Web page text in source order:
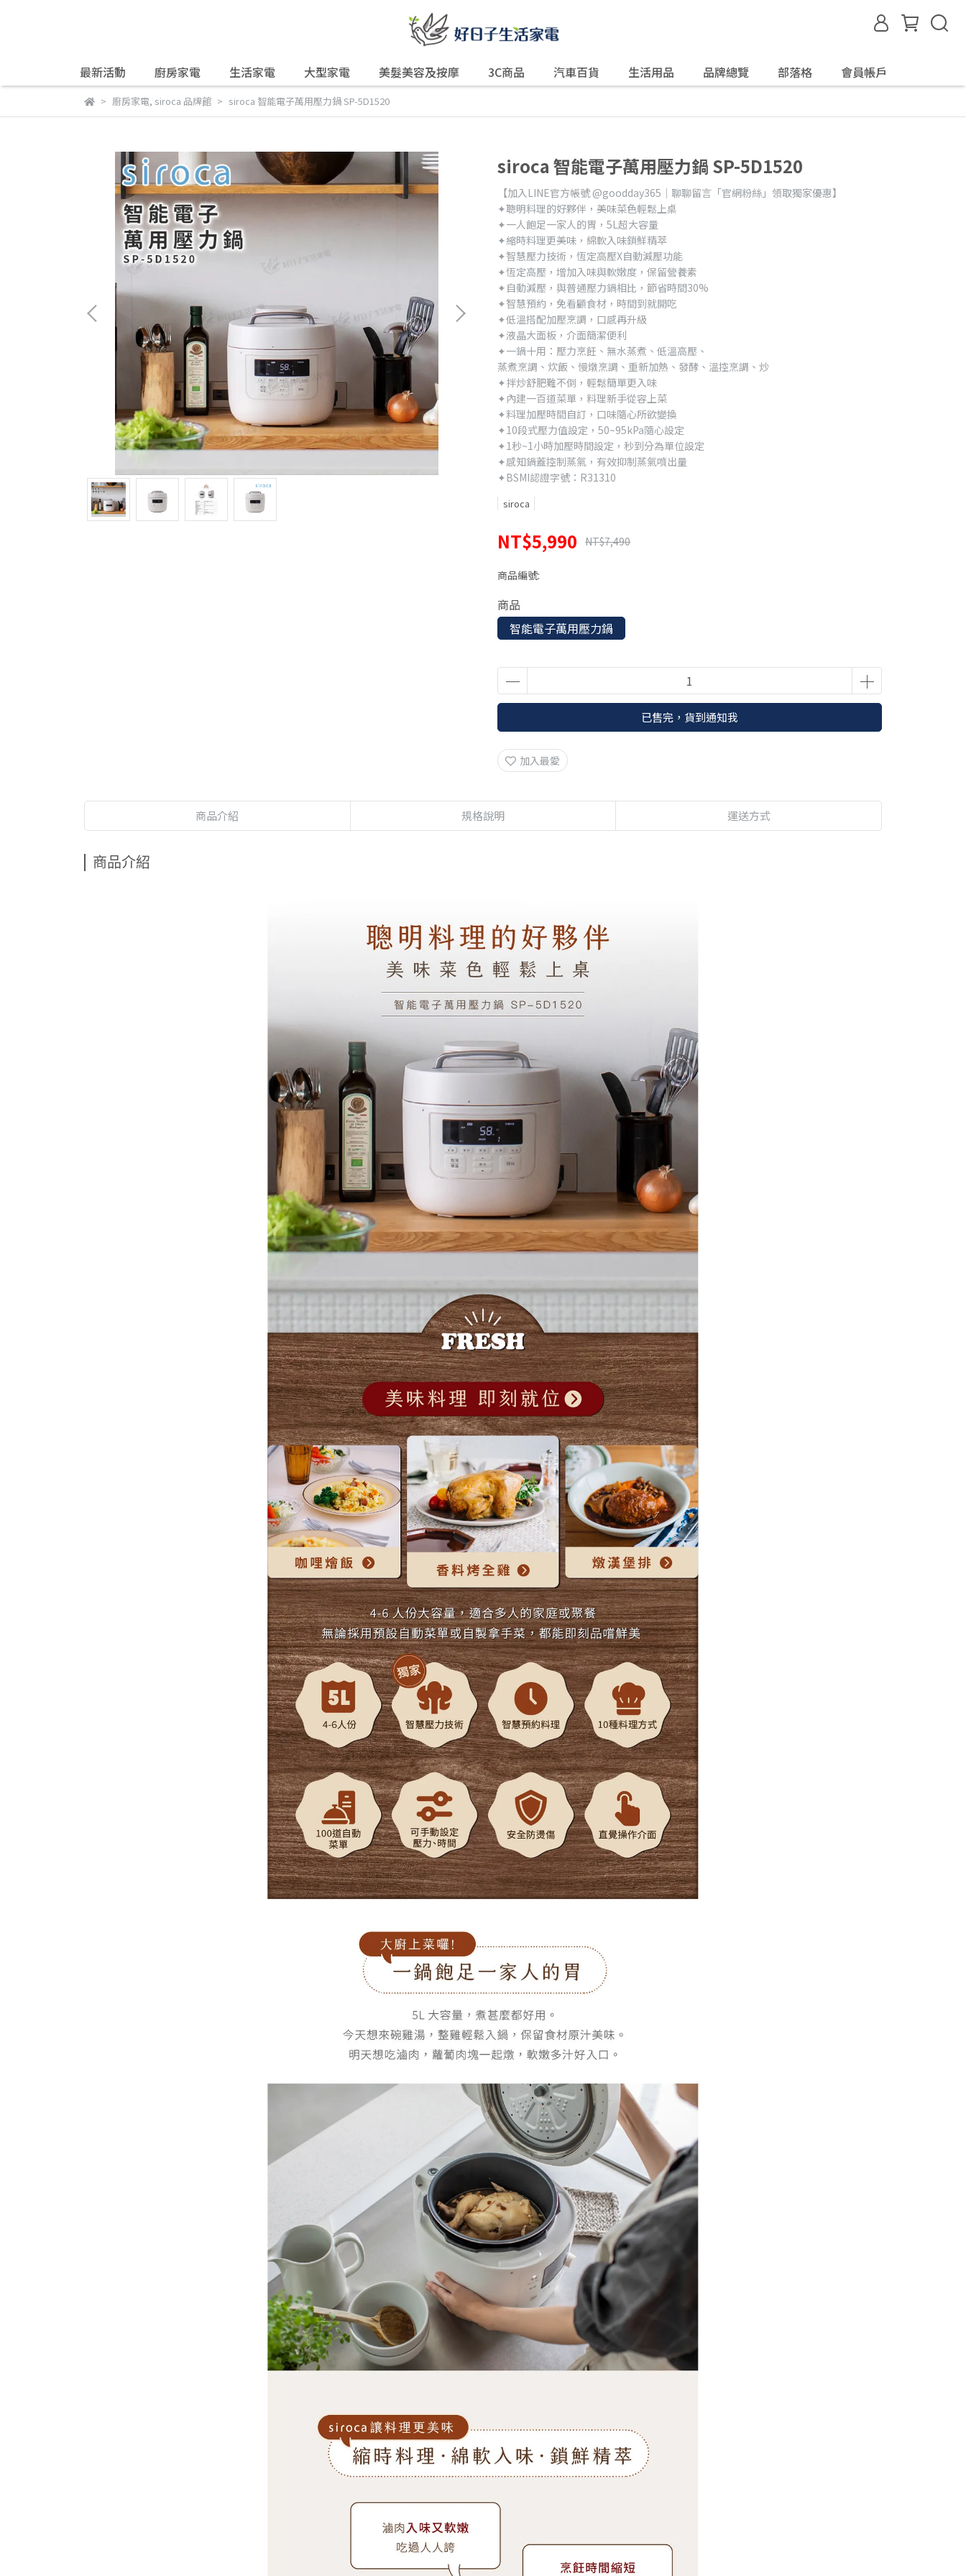
最新活動 廚房家電 生活家電 大型家電 美髮美容及按摩 3C商品 汽車百貨 生活用品 品牌總覽 部落格 會員帳戶
廚房家電, siroca 品牌館 siroca 智能電子萬用壓力鍋 SP-5D1520
siroca 智能電子萬用壓力鍋 SP-5D1520
【加入LINE官方帳號 @goodday365｜聊聊留言「官網粉絲」領取獨家優惠】
✦聰明料理的好夥伴，美味菜色輕鬆上桌
✦一人飽足一家人的胃，5L超大容量
✦縮時料理更美味，綿軟入味鎖鮮精萃
✦智慧壓力技術，恆定高壓X自動減壓功能
✦恆定高壓，增加入味與軟嫩度，保留營養素
✦自動減壓，與普通壓力鍋相比，節省時間30%
✦智慧預約，免看顧食材，時間到就開吃
✦低溫搭配加壓烹調，口感再升級
✦液晶大面板，介面簡潔便利
✦一鍋十用：壓力烹飪、無水蒸煮、低溫高壓、
蒸煮烹調、炊飯、慢燉烹調、重新加熱、發酵、溫控烹調、炒
✦拌炒舒肥難不倒，輕鬆簡單更入味
✦內建一百道菜單，料理新手從容上菜
✦料理加壓時間自訂，口味隨心所欲變換
✦10段式壓力值設定，50~95kPa隨心設定
✦1秒~1小時加壓時間設定，秒到分為單位設定
✦感知鍋蓋控制蒸氣，有效抑制蒸氣噴出量
✦BSMI認證字號：R31310
siroca
NT$5,990 NT$7,490
商品編號:
商品
智能電子萬用壓力鍋
已售完，貨到通知我
加入最愛
商品介紹 規格說明 運送方式
商品介紹